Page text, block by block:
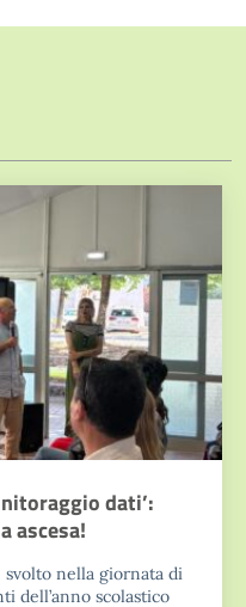
dati’:
ascesa!
svolto nella giornata di
dell’anno scolastico